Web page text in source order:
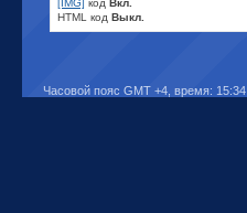
[IMG] код Вкл.
HTML код Выкл.
Часовой пояс GMT +4, время: 15:34